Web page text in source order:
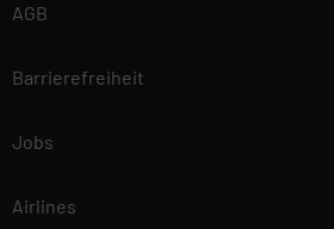
wahren und diese vor
AGB
Barrierefreiheit
Jobs
Airlines